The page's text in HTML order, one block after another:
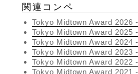
関連コンペ
Tokyo Midtown Award 2026
Tokyo Midtown Award 2025
Tokyo Midtown Award 2024
Tokyo Midtown Award 2023
Tokyo Midtown Award 2022
Tokyo Midtown Award 2021